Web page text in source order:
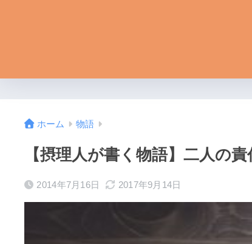
ホーム 物語
【摂理人が書く物語】二人の
2014年7月16日 2017年9月14日